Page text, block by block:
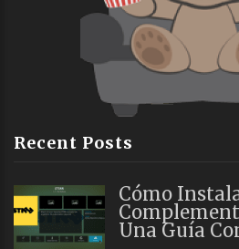
Recent Posts
Cómo
Una Guía